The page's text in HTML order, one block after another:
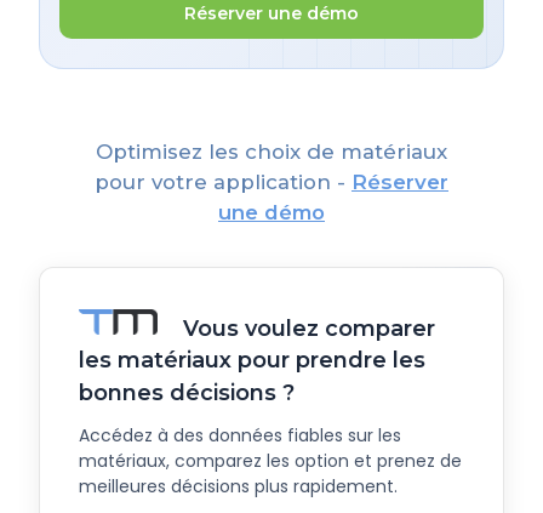
Réserver une démo
Optimisez les choix de matériaux
pour votre application - Réserver
une démo
Vous voulez comparer
les matériaux pour prendre les
bonnes décisions ?
Accédez à des données fiables sur les
matériaux, comparez les option et prenez de
meilleures décisions plus rapidement.